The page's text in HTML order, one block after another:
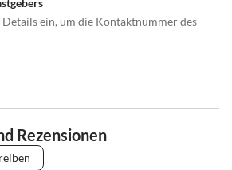
ein, um die Kontaktnummer des
Rezensionen